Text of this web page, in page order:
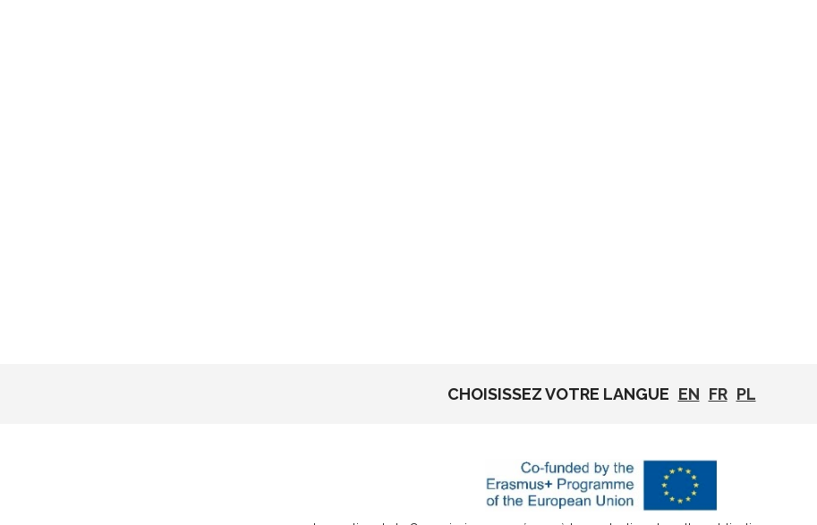
CHOISISSEZ VOTRE LANGUE EN FR PL